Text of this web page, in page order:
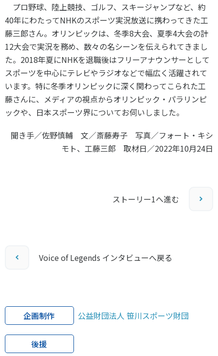
個人情報保護方針
ソーシャルメディア運営方針
© 2020
自治体との連携
各教育機関との連携
スポーツ振興団体との連携
【動画】スポーツでアクティブなまちづくり
知る学ぶ
SPORT POLICY INCUBATOR ―スポーツ政策の『卵』 ―
Sport Topics
プロ野球、陸上競技、ゴルフ、スキージャンプなど、約
40年にわたってNHKのスポーツ実況放送に携わってきた工
藤三郎さん。オリンピックは、冬季8大会、夏季4大会の計
12大会で実況を務め、数々の名シーンを伝えられてきまし
た。2018年夏にNHKを退職後はフリーアナウンサーとして
スポーツを中心にテレビやラジオなどで幅広く活躍されて
います。特に冬季オリンピックに深く関わってこられた工
藤さんに、メディアの視点からオリンピック・パラリンピ
ックや、日本スポーツ界についてお伺いしました。
聞き手／佐野慎輔 文／斎藤寿子 写真／フォート・キシ
モト、工藤三郎 取材日／2022年10月24日
ストーリー1へ進む
Voice of Legends インタビューへ戻る
企画制作 公益財団法人 笹川スポーツ財団
後援